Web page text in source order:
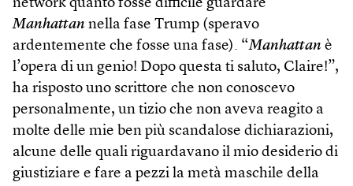
network quanto fosse difficile guardare
Manhattan nella fase Trump (speravo
ardentemente che fosse una fase). “Manhattan è
l’opera di un genio! Dopo questa ti saluto, Claire!”,
ha risposto uno scrittore che non conoscevo
personalmente, un tizio che non aveva reagito a
molte delle mie ben più scandalose dichiarazioni,
alcune delle quali riguardavano il mio desiderio di
giustiziare e fare a pezzi la metà maschile della